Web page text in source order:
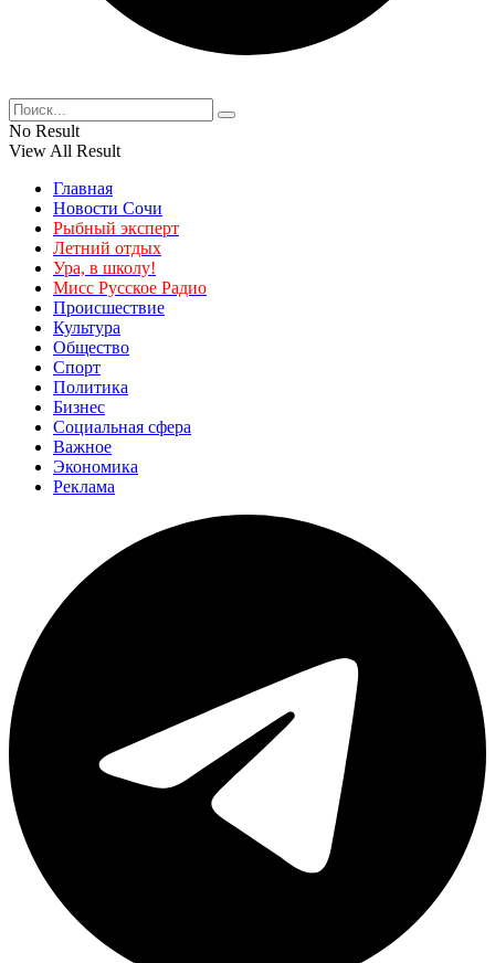
No Result
View All Result
Главная
Новости Сочи
Рыбный эксперт
Летний отдых
Ура, в школу!
Мисс Русское Радио
Происшествие
Культура
Общество
Спорт
Политика
Бизнес
Социальная сфера
Важное
Экономика
Реклама